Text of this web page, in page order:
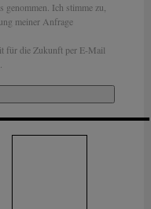
Ich stimme zu,
meiner Anfrage
für die Zukunft per E-Mail